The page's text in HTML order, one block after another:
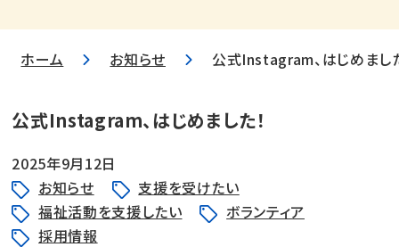
ホーム お知らせ 公式Instagram、はじめまし
公式Instagram、はじめました！
2025年9月12日
お知らせ
支援を受けたい
福祉活動を支援したい
ボランティア
採用情報